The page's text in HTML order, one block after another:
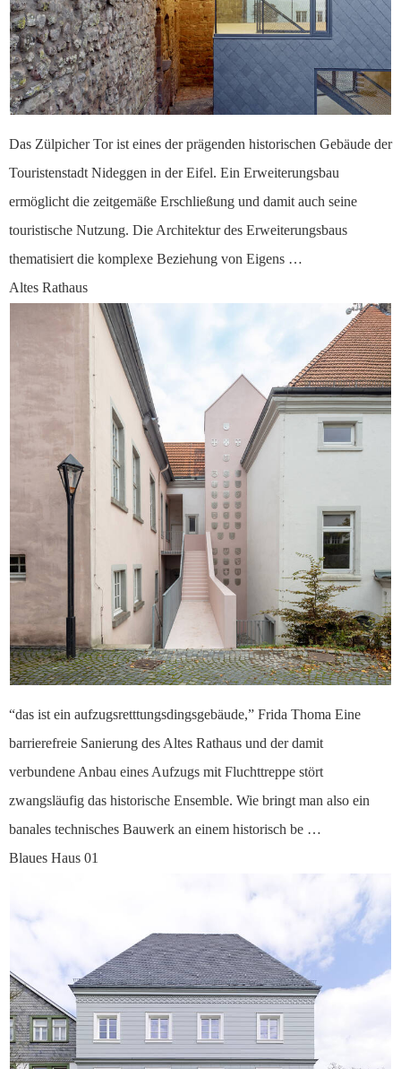
Das Zülpicher Tor ist eines der prägenden historischen Gebäude der
Touristenstadt Nideggen in der Eifel. Ein Erweiterungsbau
ermöglicht die zeitgemäße Erschließung und damit auch seine
touristische Nutzung. Die Architektur des Erweiterungsbaus
thematisiert die komplexe Beziehung von Eigens …
Altes Rathaus
“das ist ein aufzugsretttungsdingsgebäude,” Frida Thoma Eine
barrierefreie Sanierung des Altes Rathaus und der damit
verbundene Anbau eines Aufzugs mit Fluchttreppe stört
zwangsläufig das historische Ensemble. Wie bringt man also ein
banales technisches Bauwerk an einem historisch be …
Blaues Haus 01